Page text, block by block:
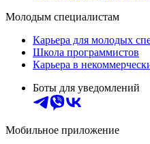
Молодым специалистам
Карьера для молодых
Школа программистов
Карьера в
Боты для уведомлений
Мобильное приложение